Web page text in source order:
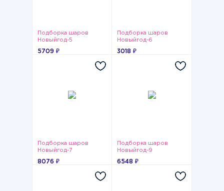
Подборка шаров
Новыйгод-5
5709 ₽
Подборка шаров
Новыйгод-6
3018 ₽
Подборка шаров
Новыйгод-7
8076 ₽
Подборка шаров
Новыйгод-9
6548 ₽